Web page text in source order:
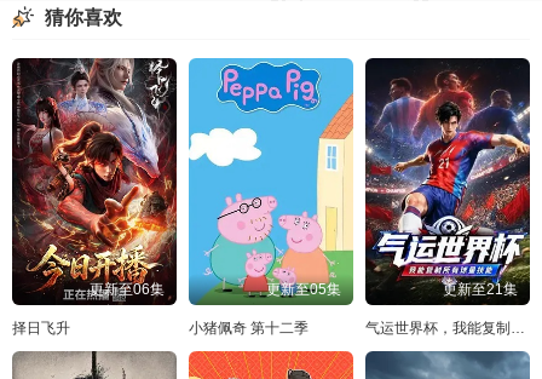
猜你喜欢
更新至06集
择日飞升
更新至05集
小猪佩奇 第十二季
更新至21集